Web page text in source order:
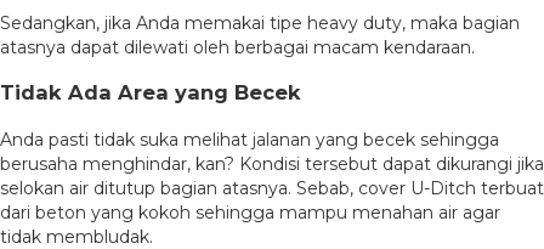
Sedangkan, jika Anda memakai tipe heavy duty, maka bagian
atasnya dapat dilewati oleh berbagai macam kendaraan.
Tidak Ada Area yang Becek
Anda pasti tidak suka melihat jalanan yang becek sehingga
berusaha menghindar, kan? Kondisi tersebut dapat dikurangi jika
selokan air ditutup bagian atasnya. Sebab, cover U-Ditch terbuat
dari beton yang kokoh sehingga mampu menahan air agar
tidak membludak.